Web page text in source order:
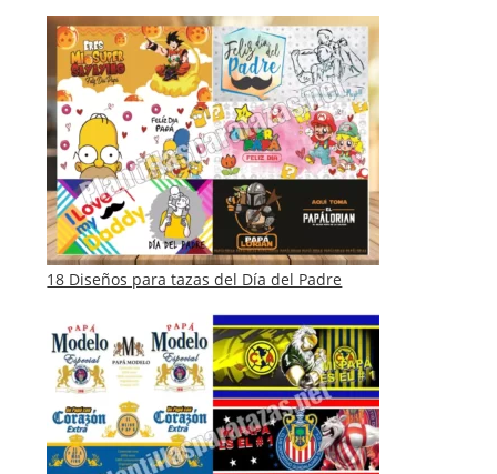
18 Diseños para tazas del Día del Padre